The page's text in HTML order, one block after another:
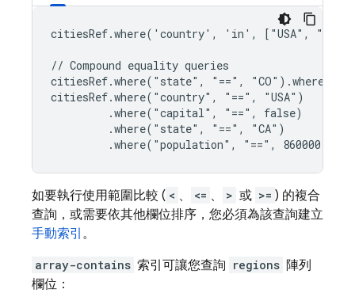
citiesRef.where('country', 'in', ["USA",
// Compound equality queries
citiesRef.where("state", "==",
citiesRef.where("country", "==", "USA")
         .where("capital", "==", false)
         .where("state", "==", "CA")
         .where("population", "==", 860000)
如要執行使用範圍比較 ( < 、 <= 、 > 或 >= ) 的複合
查詢，或需要依其他欄位排序，您必須為該查詢建立
手動索引 。
array-contains 索引可讓您查詢 regions 陣列
欄位：